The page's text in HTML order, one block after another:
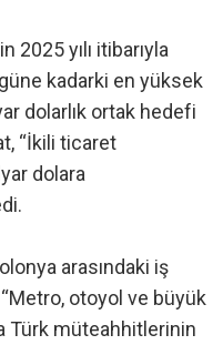
yılı itibarıyla
kadarki en yüksek
dolarlık ortak hedefi
“İkili ticaret
dolara
arasındaki iş
otoyol ve büyük
Türk müteahhitlerinin